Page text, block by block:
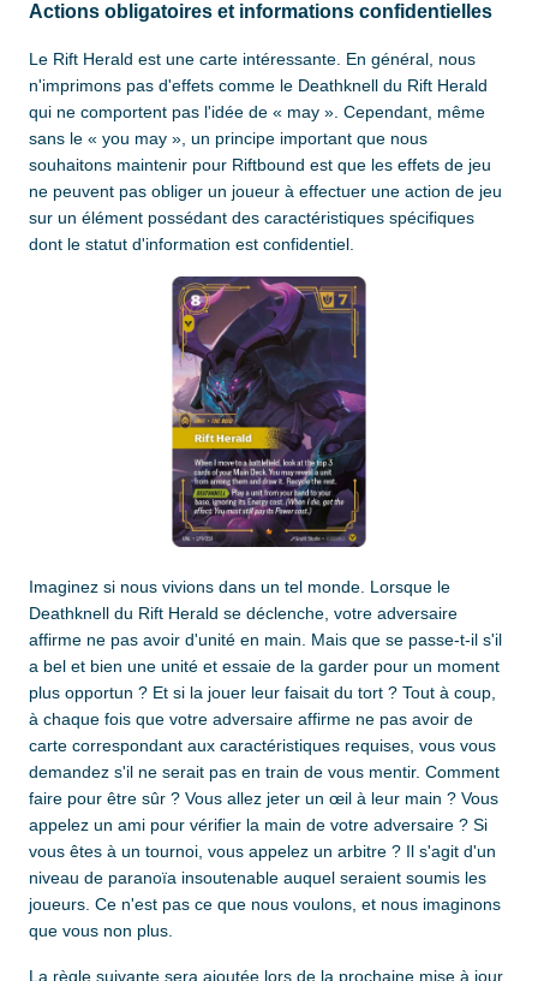
Actions obligatoires et informations confidentielles
Le Rift Herald est une carte intéressante. En général, nous
n'imprimons pas d'effets comme le Deathknell du Rift Herald
qui ne comportent pas l'idée de « may ». Cependant, même
sans le « you may », un principe important que nous
souhaitons maintenir pour Riftbound est que les effets de jeu
ne peuvent pas obliger un joueur à effectuer une action de jeu
sur un élément possédant des caractéristiques spécifiques
dont le statut d'information est confidentiel.
Imaginez si nous vivions dans un tel monde. Lorsque le
Deathknell du Rift Herald se déclenche, votre adversaire
affirme ne pas avoir d'unité en main. Mais que se passe-t-il s'il
a bel et bien une unité et essaie de la garder pour un moment
plus opportun ? Et si la jouer leur faisait du tort ? Tout à coup,
à chaque fois que votre adversaire affirme ne pas avoir de
carte correspondant aux caractéristiques requises, vous vous
demandez s'il ne serait pas en train de vous mentir. Comment
faire pour être sûr ? Vous allez jeter un œil à leur main ? Vous
appelez un ami pour vérifier la main de votre adversaire ? Si
vous êtes à un tournoi, vous appelez un arbitre ? Il s'agit d'un
niveau de paranoïa insoutenable auquel seraient soumis les
joueurs. Ce n'est pas ce que nous voulons, et nous imaginons
que vous non plus.
La règle suivante sera ajoutée lors de la prochaine mise à jour